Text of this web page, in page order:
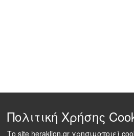
Πολιτική Χρήσης
Το site heraklion.gr χρησιμοποιεί